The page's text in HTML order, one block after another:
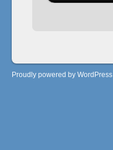
Proudly powered by WordPress